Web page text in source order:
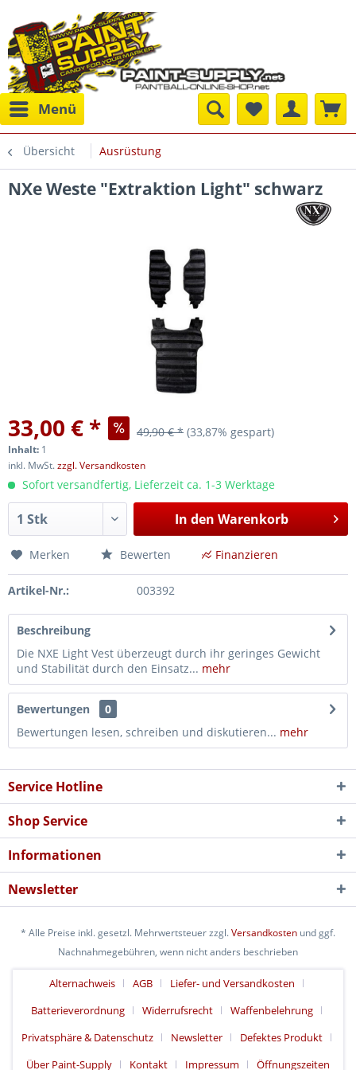
Menü
Übersicht Ausrüstung
NXe Weste "Extraktion Light" schwarz
33,00 € * 49,90 € * (33,87% gespart)
Inhalt: 1
inkl. MwSt.zzgl. Versandkosten
Sofort versandfertig, Lieferzeit ca. 1-3 Werktage
In den Warenkorb
Merken Bewerten Finanzieren
Artikel-Nr.: 003392
Beschreibung
Die NXE Light Vest überzeugt durch ihr geringes Gewicht
und Stabilität durch den Einsatz... mehr
Bewertungen
0
Bewertungen lesen, schreiben und diskutieren... mehr
Service Hotline
Shop Service
Informationen
Newsletter
* Alle Preise inkl. gesetzl. Mehrwertsteuer zzgl.Versandkosten und ggf.
Nachnahmegebühren, wenn nicht anders beschrieben
Alternachweis AGB
Liefer- und Versandkosten
Batterieverordnung
Widerrufsrecht
Waffenbelehrung
Privatsphäre & Datenschutz
Newsletter
Defektes Produkt
Über Paint-Supply
Kontakt Impressum Öffnungszeiten